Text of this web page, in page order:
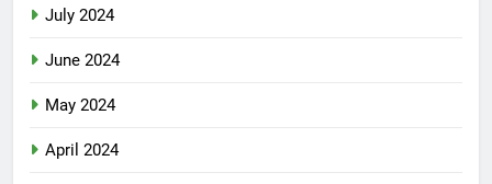
July 2024
June 2024
May 2024
April 2024